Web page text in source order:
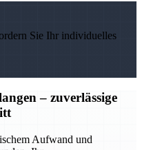
Sie Ihr individuelles
– zuverlässige
Aufwand und